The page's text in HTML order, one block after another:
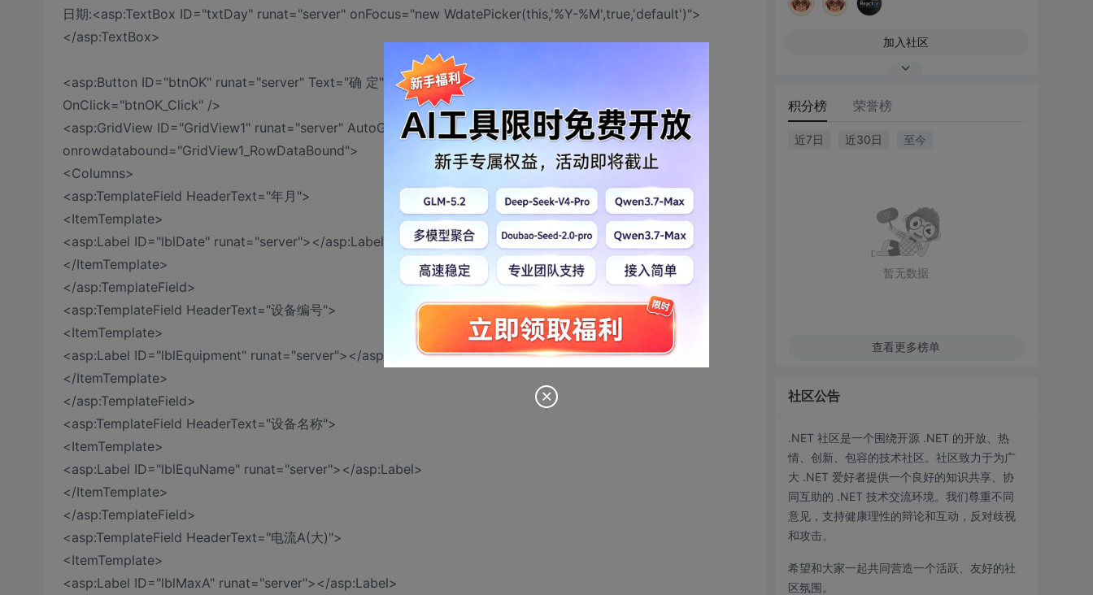
日期:<asp:TextBox ID="txtDay" runat="server" onFocus="new WdatePicker(this,'%Y-%M',true,'default')">
</asp:TextBox>
<asp:Button ID="btnOK" runat="server" Text="确 定" Width="65px"
OnClick="btnOK_Click" />
<asp:GridView ID="GridView1" runat="server" AutoGenerateColumns="False"
onrowdatabound="GridView1_RowDataBound">
<Columns>
<asp:TemplateField HeaderText="年月">
<ItemTemplate>
<asp:Label ID="lblDate" runat="server"></asp:Label>
</ItemTemplate>
</asp:TemplateField>
<asp:TemplateField HeaderText="设备编号">
<ItemTemplate>
<asp:Label ID="lblEquipment" runat="server"></asp:Label>
</ItemTemplate>
</asp:TemplateField>
<asp:TemplateField HeaderText="设备名称">
<ItemTemplate>
<asp:Label ID="lblEquName" runat="server"></asp:Label>
</ItemTemplate>
</asp:TemplateField>
<asp:TemplateField HeaderText="电流A(大)">
<ItemTemplate>
<asp:Label ID="lblMaxA" runat="server"></asp:Label>
加入社区
积分榜 荣誉榜
近7日 近30日 至今
暂无数据
查看更多榜单
社区公告
.NET 社区是一个围绕开源 .NET 的开放、热
情、创新、包容的技术社区。社区致力于为广
大 .NET 爱好者提供一个良好的知识共享、协
同互助的 .NET 技术交流环境。我们尊重不同
意见，支持健康理性的辩论和互动，反对歧视
和攻击。
希望和大家一起共同营造一个活跃、友好的社
区氛围。